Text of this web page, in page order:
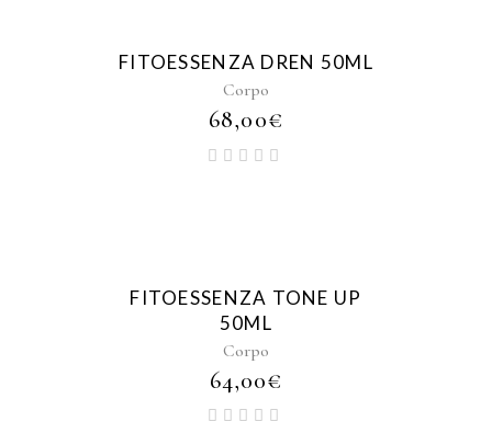
FITOESSENZA DREN 50ML
Corpo
68,00€
FITOESSENZA TONE UP
50ML
Corpo
64,00€